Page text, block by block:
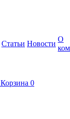
Статьи Новости
О
Корзина 0